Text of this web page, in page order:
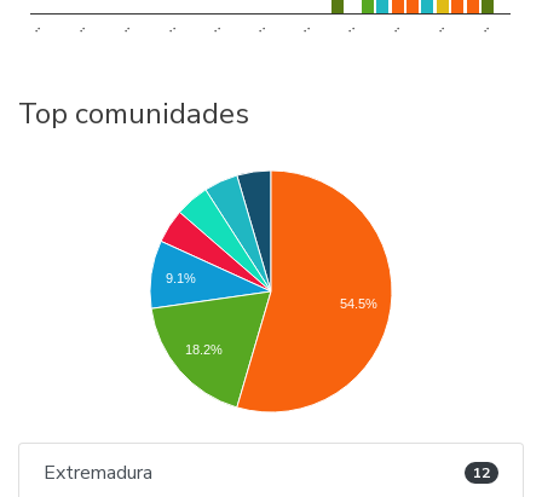
.. .. .. .. .. .. .. .. .. .. ..
Top comunidades
9.1%
18.2%
54.5%
Extremadura 12